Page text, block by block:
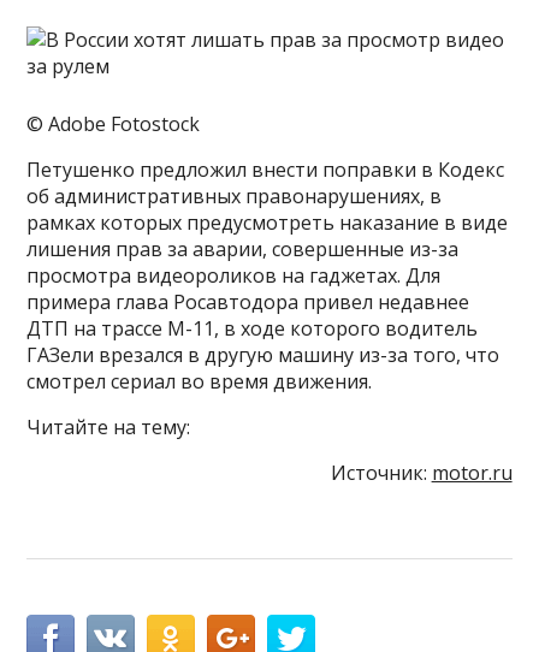
© Adobe Fotostock
Петушенко предложил внести поправки в Кодекс
об административных правонарушениях, в
рамках которых предусмотреть наказание в виде
лишения прав за аварии, совершенные из-за
просмотра видеороликов на гаджетах. Для
примера глава Росавтодора привел недавнее
ДТП на трассе М-11, в ходе которого водитель
ГАЗели врезался в другую машину из-за того, что
смотрел сериал во время движения.
Читайте на тему:
Источник: motor.ru